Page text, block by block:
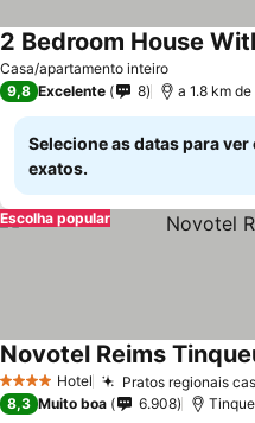
Casa/apartamento inteiro
9,8 Excelente 8 a 1.8 km
Selecione as datas para
exatos.
Escolha popular
4 EstrelasHotel Pratos regionais
Novotel Reims
8,3 Muito boa 6.908